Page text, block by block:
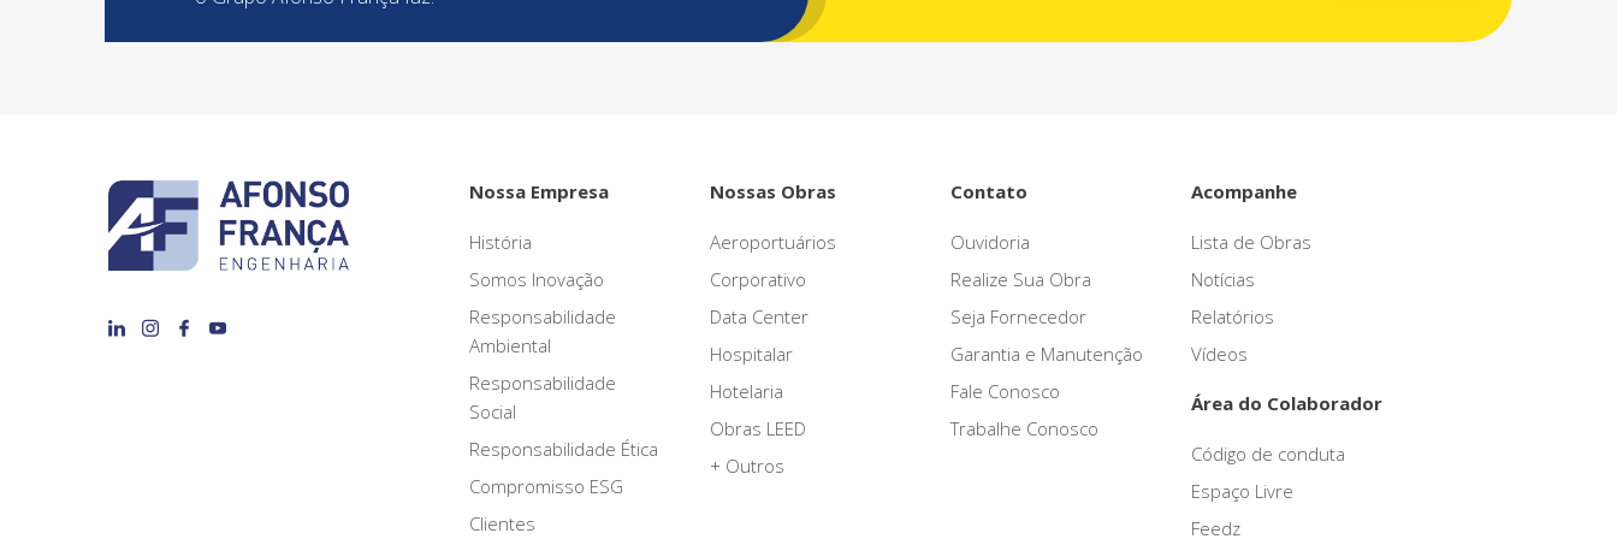
Nossa Empresa
História
Somos Inovação
Responsabilidade
Ambiental
Responsabilidade
Social
Responsabilidade Ética
Compromisso ESG
Clientes
Nossas Obras
Aeroportuários
Corporativo
Data Center
Hospitalar
Hotelaria
Obras LEED
+ Outros
Contato
Ouvidoria
Realize Sua Obra
Seja Fornecedor
Garantia e Manutenção
Fale Conosco
Trabalhe Conosco
Acompanhe
Lista de Obras
Notícias
Relatórios
Vídeos
Área do Colaborador
Código de conduta
Espaço Livre
Feedz